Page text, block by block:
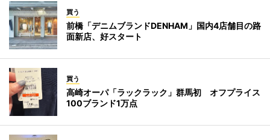
買う
前橋「デニムブランドDENHAM」国内4店舗目の路
面新店、好スタート
買う
高崎オーパ「ラックラック」群馬初 オフプライス
100ブランド1万点